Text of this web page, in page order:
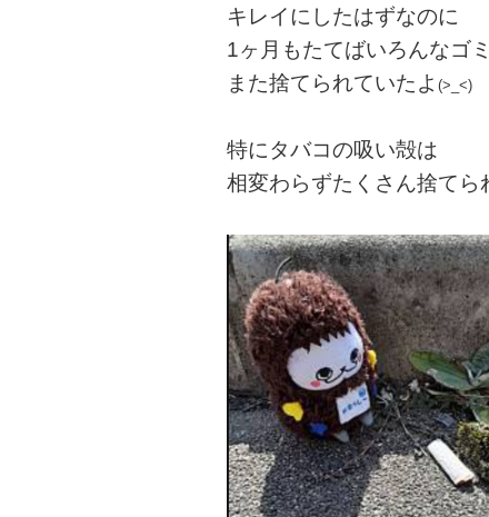
キレイにしたはずなのに
1ヶ月もたてばいろんなゴ
また捨てられていたよ (>_<)
特にタバコの吸い殻は
相変わらずたくさん捨てら